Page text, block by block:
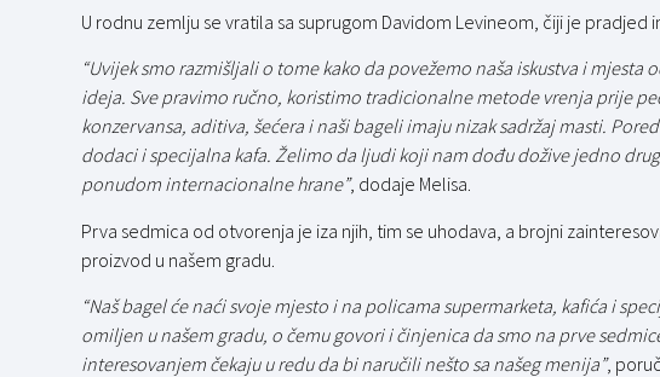
U rodnu zemlju se vratila sa suprugom Davidom Levineom, čiji je pradjed
“Uvijek smo razmišljali o tome kako da povežemo naša iskustva i
ideja. Sve pravimo ručno, koristimo tradicionalne metode vrenja prije
konzervansa, aditiva, šećera i naši bageli imaju nizak sadržaj masti.
dodaci i specijalna kafa. Želimo da ljudi koji nam dođu dožive jedno
ponudom internacionalne hrane”, dodaje Melisa.
Prva sedmica od otvorenja je iza njih, tim se uhodava, a brojni
proizvod u našem gradu.
“Naš bagel će naći svoje mjesto i na policama supermarketa, kafića i
omiljen u našem gradu, o čemu govori i činjenica da smo na prve
interesovanjem čekaju u redu da bi naručili nešto sa našeg menija”,